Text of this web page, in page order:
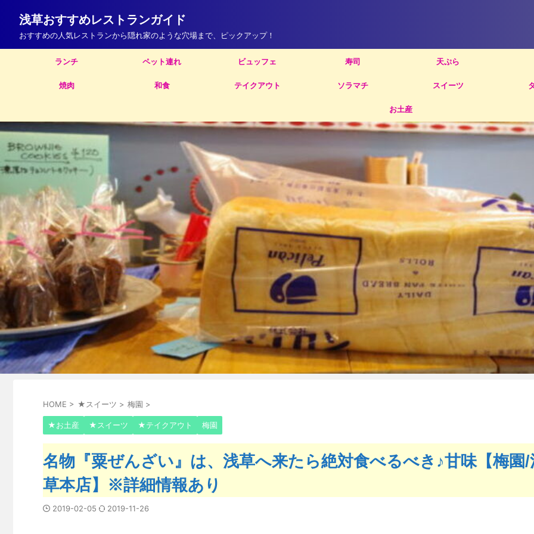
浅草おすすめレストランガイド
おすすめの人気レストランから隠れ家のような穴場まで、ピックアップ！
ランチ ペット連れ ビュッフェ 寿司 天ぷら
焼肉 和食 テイクアウト ソラマチ スイーツ
お土産
HOME > ★スイーツ > 梅園 >
★お土産 ★スイーツ ★テイクアウト 梅園
名物『粟ぜんざい』は、浅草へ来たら絶対食べるべき♪甘味【梅園/
草本店】※詳細情報あり
2019-02-05 2019-11-26